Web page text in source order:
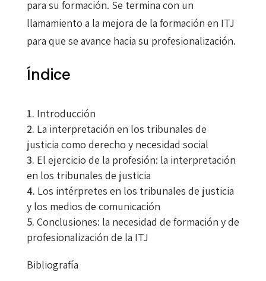
para su formación. Se termina con un
llamamiento a la mejora de la formación en ITJ
para que se avance hacia su profesionalización.
Índice
Introducción
La interpretación en los tribunales de
justicia como derecho y necesidad social
El ejercicio de la profesión: la interpretación
en los tribunales de justicia
Los intérpretes en los tribunales de justicia
y los medios de comunicación
Conclusiones: la necesidad de formación y de
profesionalización de la ITJ
Bibliografía